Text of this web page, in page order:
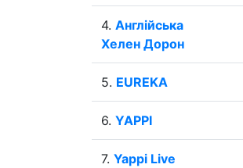
4. Англійська
Хелен Дорон
5. EUREKA
6. YAPPI
7. Yappi Live